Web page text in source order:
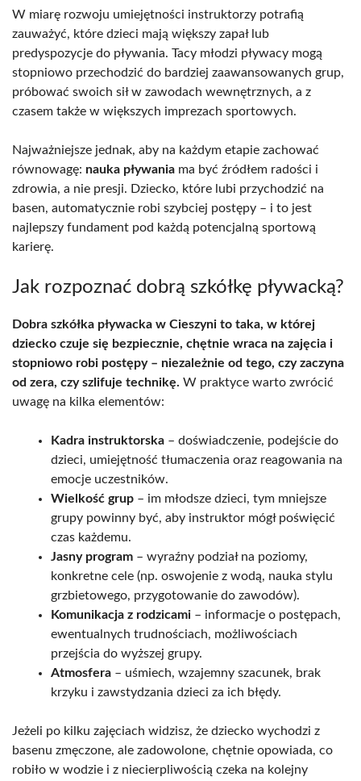
W miarę rozwoju umiejętności instruktorzy potrafią
zauważyć, które dzieci mają większy zapał lub
predyspozycje do pływania. Tacy młodzi pływacy mogą
stopniowo przechodzić do bardziej zaawansowanych grup,
próbować swoich sił w zawodach wewnętrznych, a z
czasem także w większych imprezach sportowych.
Najważniejsze jednak, aby na każdym etapie zachować
równowagę: nauka pływania ma być źródłem radości i
zdrowia, a nie presji. Dziecko, które lubi przychodzić na
basen, automatycznie robi szybciej postępy – i to jest
najlepszy fundament pod każdą potencjalną sportową
karierę.
Jak rozpoznać dobrą szkółkę pływacką?
Dobra szkółka pływacka w Cieszyni to taka, w której
dziecko czuje się bezpiecznie, chętnie wraca na zajęcia i
stopniowo robi postępy – niezależnie od tego, czy zaczyna
od zera, czy szlifuje technikę. W praktyce warto zwrócić
uwagę na kilka elementów:
Kadra instruktorska – doświadczenie, podejście do
dzieci, umiejętność tłumaczenia oraz reagowania na
emocje uczestników.
Wielkość grup – im młodsze dzieci, tym mniejsze
grupy powinny być, aby instruktor mógł poświęcić
czas każdemu.
Jasny program – wyraźny podział na poziomy,
konkretne cele (np. oswojenie z wodą, nauka stylu
grzbietowego, przygotowanie do zawodów).
Komunikacja z rodzicami – informacje o postępach,
ewentualnych trudnościach, możliwościach
przejścia do wyższej grupy.
Atmosfera – uśmiech, wzajemny szacunek, brak
krzyku i zawstydzania dzieci za ich błędy.
Jeżeli po kilku zajęciach widzisz, że dziecko wychodzi z
basenu zmęczone, ale zadowolone, chętnie opowiada, co
robiło w wodzie i z niecierpliwością czeka na kolejny